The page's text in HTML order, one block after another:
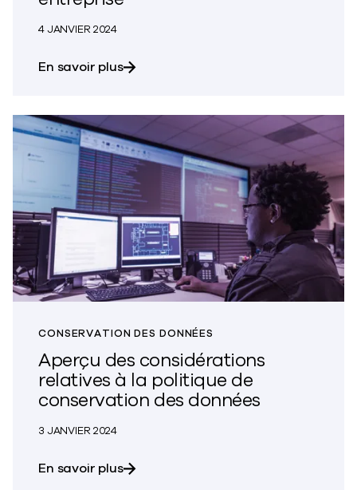
4 JANVIER 2024
En savoir plussur les trois raisons pour lesquelles
CONSERVATION DES DONNÉES
Aperçu des considérations
relatives à la politique de
conservation des données
3 JANVIER 2024
En savoir plussur les considérations relatives à la